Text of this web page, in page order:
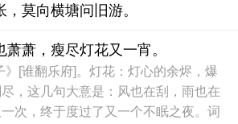
，莫向横塘问旧游。
萧萧，瘦尽灯花又一宵。
》[谁翻乐府]。灯花：灯心的余烬，爆
，这几句大意是：风也在刮，雨也在
次，终于度过了又一个不眠之夜。词